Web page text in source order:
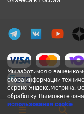
Мы заботимся о вашем
сбора информации
сервис Яндекс.Метрика.
обработку. Вы можете
использования cookie.